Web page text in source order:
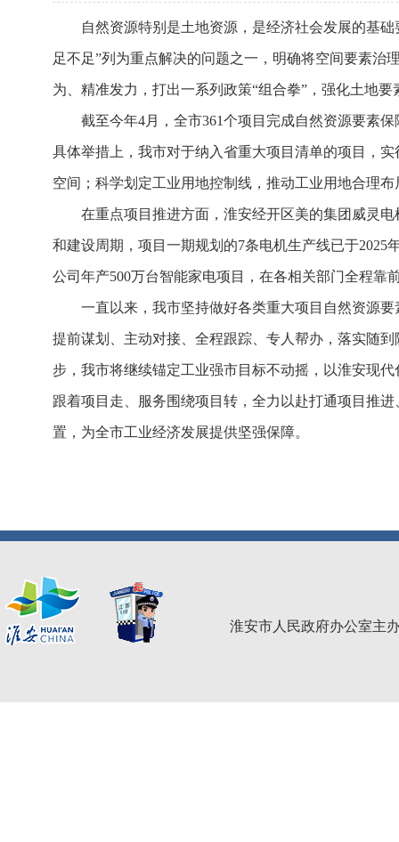
自然资源特别是土地资源，是经济社会发展的基
足不足”列为重点解决的问题之一，明确将空间要素
为、精准发力，打出一系列政策“组合拳”，强化土地
截至今年4月，全市361个项目完成自然资源要素
具体举措上，我市对于纳入省重大项目清单的项目，
空间；科学划定工业用地控制线，推动工业用地合理
在重点项目推进方面，淮安经开区美的集团威灵
和建设周期，项目一期规划的7条电机生产线已于2025
公司年产500万台智能家电项目，在各相关部门全程靠
一直以来，我市坚持做好各类重大项目自然资源
提前谋划、主动对接、全程跟踪、专人帮办，落实随
步，我市将继续锚定工业强市目标不动摇，以淮安现
跟着项目走、服务围绕项目转，全力以赴打通项目推
置，为全市工业经济发展提供坚强保障。
淮安市人民政府办公室主